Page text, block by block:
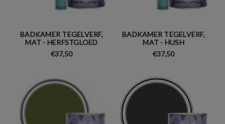
BADKAMER TEGELVERF,
MAT - HERFSTGLOED
€37,50
BADKAMER TEGELVERF,
MAT - HUSH
€37,50